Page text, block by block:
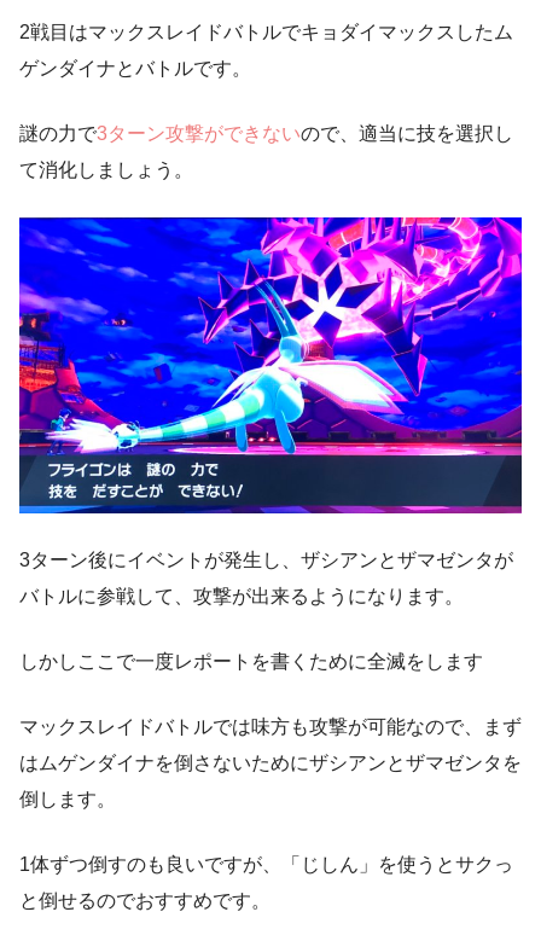
2戦目はマックスレイドバトルでキョダイマックスしたム
ゲンダイナとバトルです。
謎の力で3ターン攻撃ができないので、適当に技を選択し
て消化しましょう。
3ターン後にイベントが発生し、ザシアンとザマゼンタが
バトルに参戦して、攻撃が出来るようになります。
しかしここで一度レポートを書くために全滅をします
マックスレイドバトルでは味方も攻撃が可能なので、まず
はムゲンダイナを倒さないためにザシアンとザマゼンタを
倒します。
1体ずつ倒すのも良いですが、
「じしん」を使うとサクっ
と倒せるのでおすすめです。